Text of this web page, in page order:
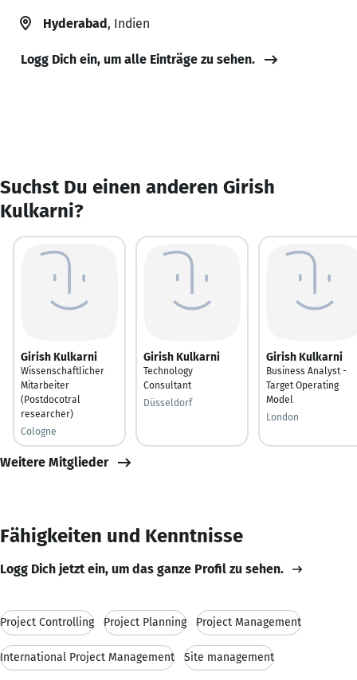
Hyderabad, Indien
Logg Dich ein, um alle Einträge zu sehen.
Suchst Du einen anderen Girish
Kulkarni?
Girish Kulkarni
Wissenschaftlicher
Mitarbeiter
(Postdocotral
researcher)
Cologne
Girish Kulkarni
Technology
Consultant
Düsseldorf
Girish Kulkarni
Business Analyst -
Target Operating
Model
London
Weitere Mitglieder
Fähigkeiten und Kenntnisse
Logg Dich jetzt ein, um das ganze Profil zu sehen.
Project Controlling Project Planning Project Management
International Project Management Site management